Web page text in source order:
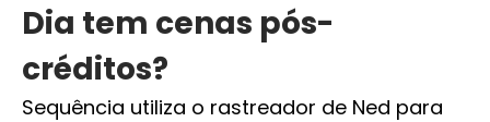
Dia tem cenas pós-
créditos?
Sequência utiliza o rastreador de Ned para